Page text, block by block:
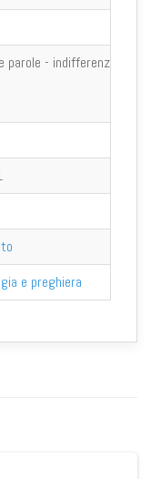
parole - indifferenza,
e preghiera